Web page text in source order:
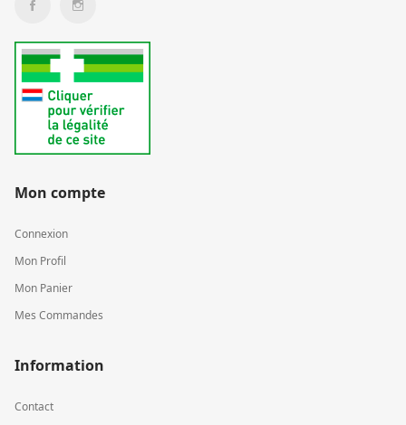
Mon compte
Connexion
Mon Profil
Mon Panier
Mes Commandes
Information
Contact